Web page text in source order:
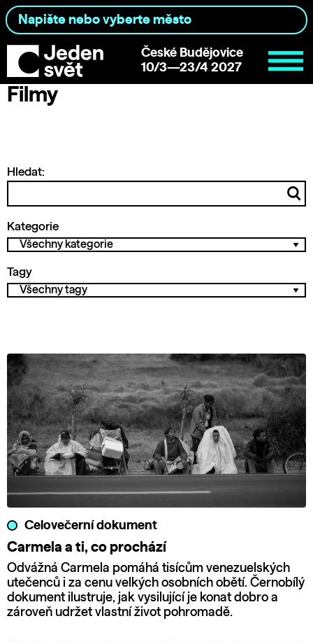
České Budějovice
10/3—23/4 2027
Filmy
Hledat:
Kategorie
Tagy
Celovečerní dokument
Carmela a ti, co prochází
Odvážná Carmela pomáhá tisícům venezuelských
utečenců i za cenu velkých osobních obětí. Černobílý
dokument ilustruje, jak vysilující je konat dobro a
zároveň udržet vlastní život pohromadě.